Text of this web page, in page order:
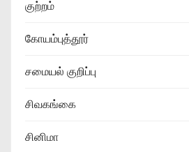
குற்றம்
கோயம்புத்தூர்
சமையல் குறிப்பு
சிவகங்கை
சினிமா